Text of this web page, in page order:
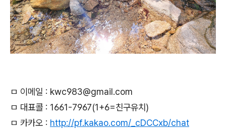
ㅁ 이메일 : kwc983@gmail.com
ㅁ 대표콜 : 1661-7967(1+6=친구유치)
ㅁ 카카오 : http://pf.kakao.com/_cDCCxb/chat